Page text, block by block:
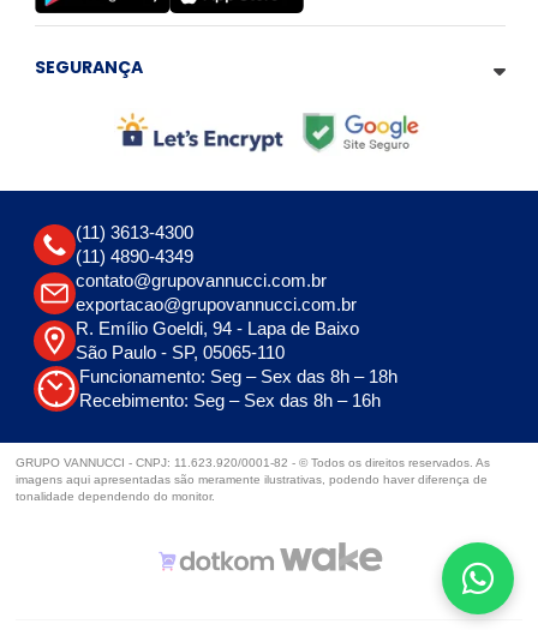
SEGURANÇA
(11) 3613-4300
(11) 4890-4349
contato@grupovannucci.com.br
exportacao@grupovannucci.com.br
R. Emílio Goeldi, 94 - Lapa de Baixo
São Paulo - SP, 05065-110
Funcionamento: Seg – Sex das 8h – 18h
Recebimento: Seg – Sex das 8h – 16h
GRUPO VANNUCCI - CNPJ: 11.623.920/0001-82 - © Todos os direitos reservados. As
imagens aqui apresentadas são meramente ilustrativas, podendo haver diferença de
tonalidade dependendo do monitor.